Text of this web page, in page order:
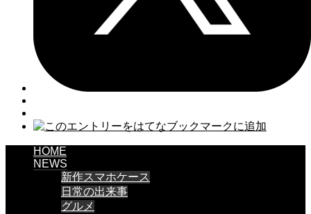
HOME
NEWS
新作スマホケース
日常の出来事
グルメ